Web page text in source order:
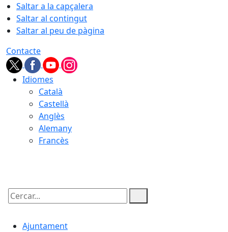
Saltar a la capçalera
Saltar al contingut
Saltar al peu de pàgina
Contacte
Idiomes
Català
Castellà
Anglès
Alemany
Francès
Cercar:
Ajuntament